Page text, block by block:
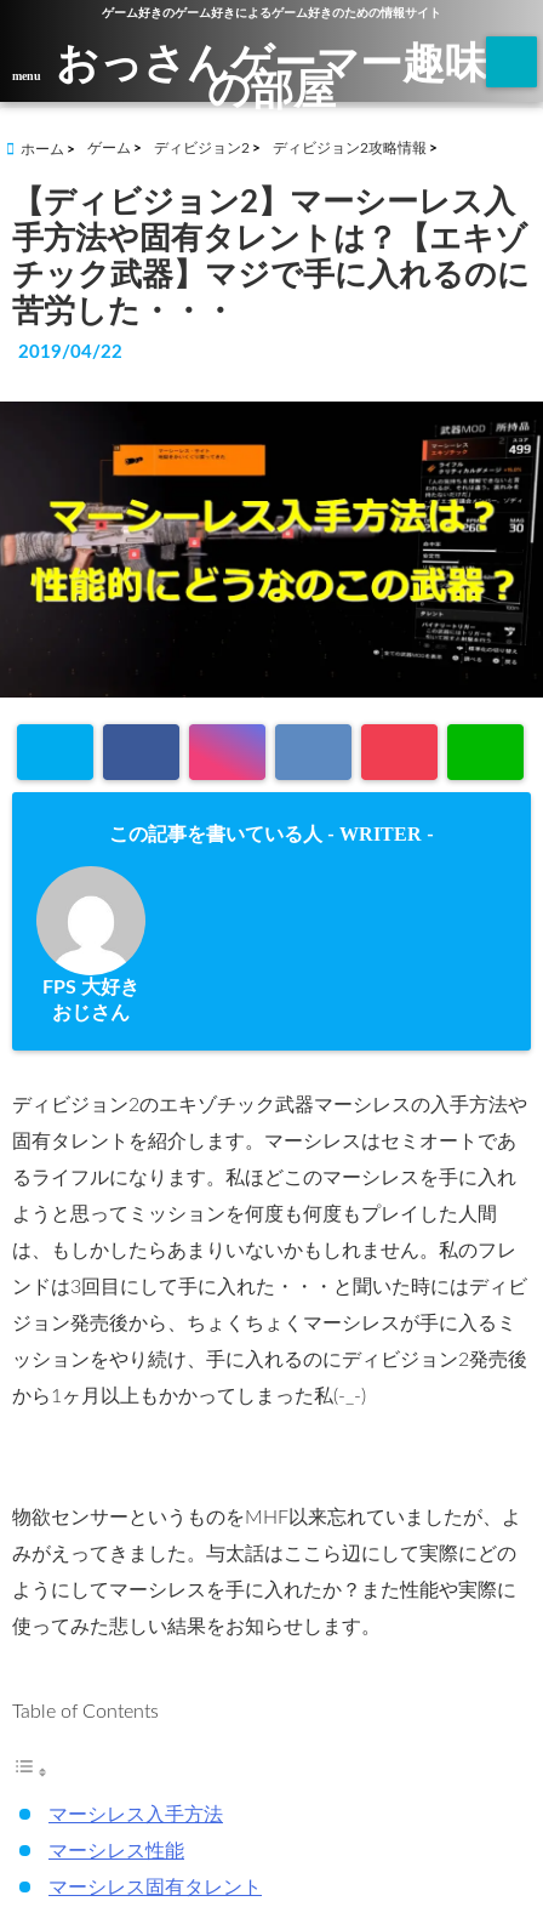
ゲーム好きのゲーム好きによるゲーム好きのための情報サイト
menu おっさんゲーマー趣味
の部屋
ホーム ゲーム ディビジョン2 ディビジョン2攻略情報
【ディビジョン2】マーシーレス入
手方法や固有タレントは？【エキゾ
チック武器】マジで手に入れるのに
苦労した・・・
2019/04/22
この記事を書いている人 - WRITER -
FPS 大好き
おじさん
ディビジョン2のエキゾチック武器マーシレスの入手方法や
固有タレントを紹介します。マーシレスはセミオートであ
るライフルになります。私ほどこのマーシレスを手に入れ
ようと思ってミッションを何度も何度もプレイした人間
は、もしかしたらあまりいないかもしれません。私のフレ
ンドは3回目にして手に入れた・・・と聞いた時にはディビ
ジョン発売後から、ちょくちょくマーシレスが手に入るミ
ッションをやり続け、手に入れるのにディビジョン2発売後
から1ヶ月以上もかかってしまった私(-_-)
物欲センサーというものをMHF以来忘れていましたが、よ
みがえってきました。与太話はここら辺にして実際にどの
ようにしてマーシレスを手に入れたか？また性能や実際に
使ってみた悲しい結果をお知らせします。
Table of Contents
マーシレス入手方法
マーシレス性能
マーシレス固有タレント